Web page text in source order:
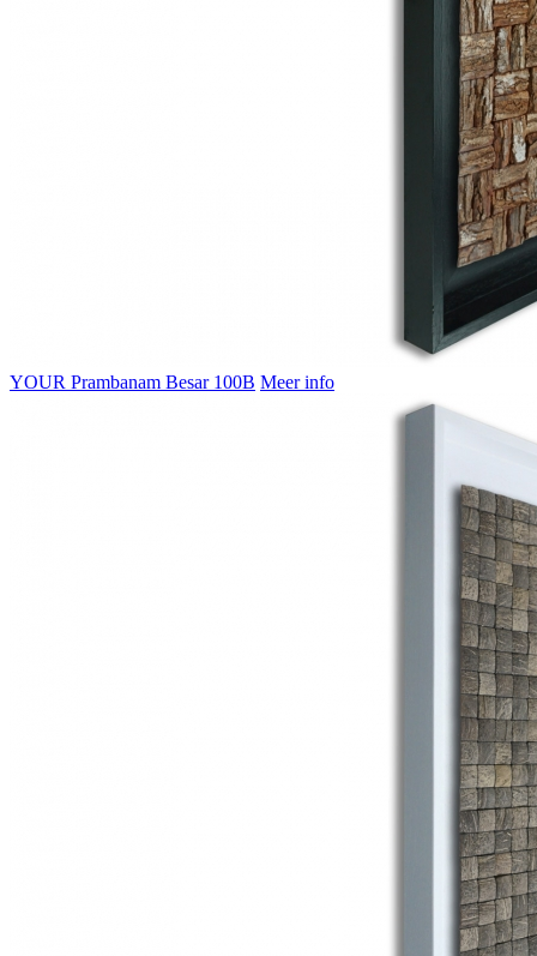
YOUR Prambanam Besar 100B Meer info